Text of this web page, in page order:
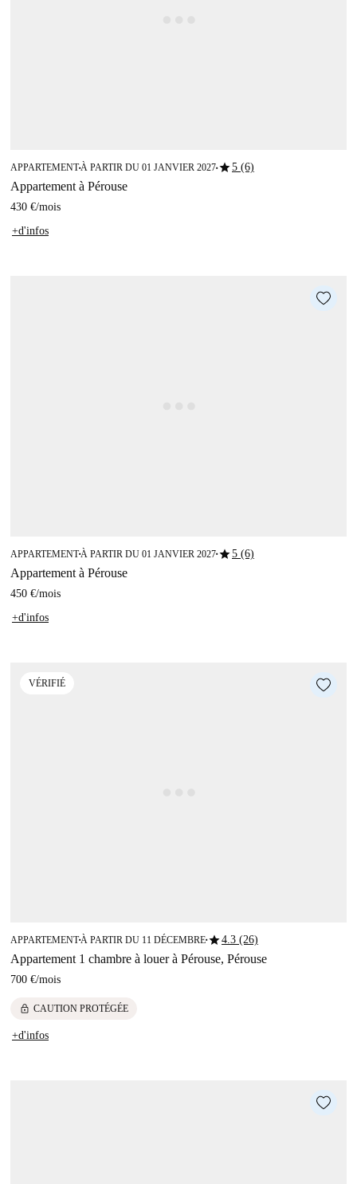
APPARTEMENT■À PARTIR DU 01 JANVIER 2027■star5 (6)
Appartement à Pérouse
430 €/mois
+d'infos
APPARTEMENT■À PARTIR DU 01 JANVIER 2027■star5 (6)
Appartement à Pérouse
450 €/mois
+d'infos
VÉRIFIÉ
APPARTEMENT■À PARTIR DU 11 DÉCEMBRE■star4.3 (26)
Appartement 1 chambre à louer à Pérouse, Pérouse
700 €/mois
lock CAUTION PROTÉGÉE
+d'infos